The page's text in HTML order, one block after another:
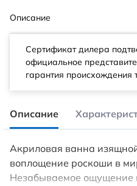
Описание
Сертификат дилера
официальное
гарантия происхождения
Описание
Акриловая ванна
воплощение роскоши в
Незабываемое ощущение